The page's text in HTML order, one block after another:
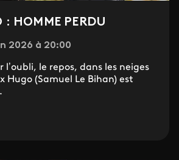
: HOMME PERDU
2026 à 20:00
l’oubli, le repos, dans les neiges
Hugo (Samuel Le Bihan) est